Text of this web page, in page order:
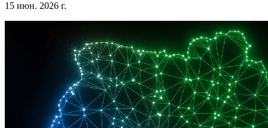
15 июн. 2026 г.